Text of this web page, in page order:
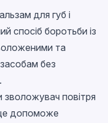
для губ і
спосіб боротьби із
та
без
повітря
допоможе